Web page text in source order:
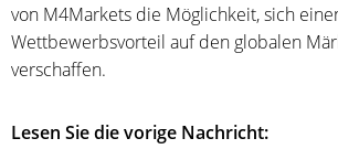
von M4Markets die Möglichkeit, sich
Wettbewerbsvorteil auf den globalen
verschaffen.
Lesen Sie die vorige Nachricht: